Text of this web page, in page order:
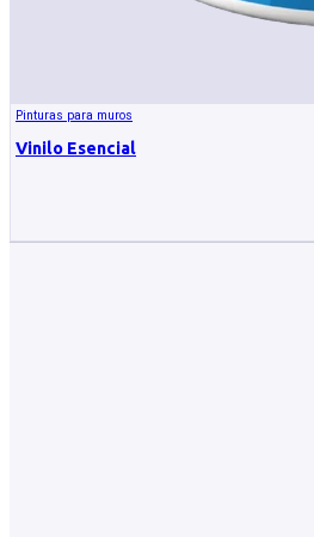
Pinturas para muros
Vinilo Esencial